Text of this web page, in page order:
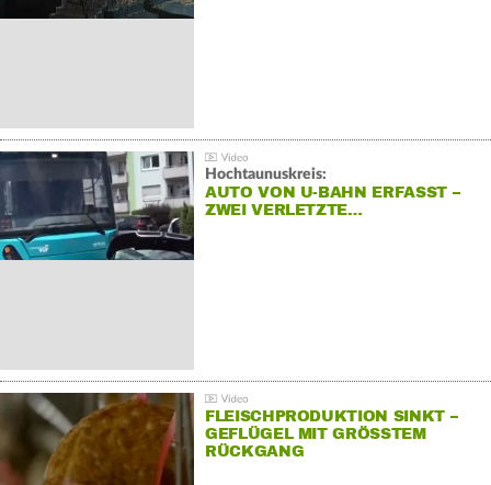
Hochtaunuskreis:
AUTO VON U-BAHN ERFASST –
ZWEI VERLETZTE…
FLEISCHPRODUKTION SINKT –
GEFLÜGEL MIT GRÖSSTEM R
ÜCKGANG